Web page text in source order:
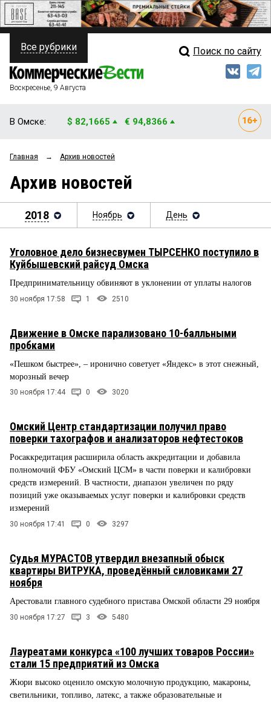
ПОЛИТИКА
ФИНАНСЫ
ОБЩЕСТВО
ЗАКОН
НОВОСТИ КОМПАНИЙ
СТИЛЬ ЖИЗНИ
Свежий выпуск
Блоги
Все рубрики Поиск по сайту
Воскресенье, 9 Августа
В Омске: $ 82,1665 € 94,8366
Главная → Архив новостей
Архив новостей
2018 Ноябрь День
Уголовное дело бизнесвумен ТЫРСЕНКО поступило в
Куйбышевский райсуд Омска
Предпринимательницу обвиняют в уклонении от уплаты налогов
30 ноября 17:58 1 2510
Движение в Омске парализовано 10-балльными
пробками
«Пешком быстрее», – иронично советует «Яндекс» в этот снежный,
морозный вечер
30 ноября 17:44 0 3020
Омский Центр стандартизации получил право
поверки тахографов и анализаторов нефтестоков
Росаккредитация расширила область аккредитации и добавила
полномочий ФБУ «Омский ЦСМ» в части поверки и калибровки
средств измерений. В частности, диапазон увеличен по ряду
позиций уже оказываемых услуг поверки и калибровки средств
измерений
30 ноября 17:41 0 3297
Судья МУРАСТОВ утвердил внезапный обыск
квартиры ВИТРУКА, проведённый силовиками 27
ноября
Арестовали главного судебного пристава Омской области 29 ноября
30 ноября 17:27 3 5480
Лауреатами конкурса «100 лучших товаров России»
стали 15 предприятий из Омска
Жюри высоко оценило омскую молочную продукцию, макароны,
светильники, топливо, латекс, а также образовательные и